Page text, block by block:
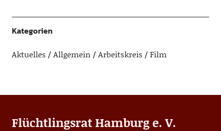
Kategorien
Aktuelles Allgemein Arbeitskreis Film
Flüchtlingsrat Hamburg e. V.